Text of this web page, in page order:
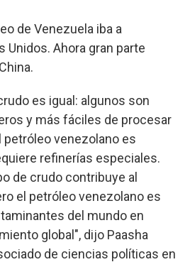
de Venezuela iba a
Unidos. Ahora gran parte
es igual: algunos son
y más fáciles de procesar
petróleo venezolano es
refinerías especiales.
de crudo contribuye al
el petróleo venezolano es
del mundo en
global", dijo Paasha
de ciencias políticas en